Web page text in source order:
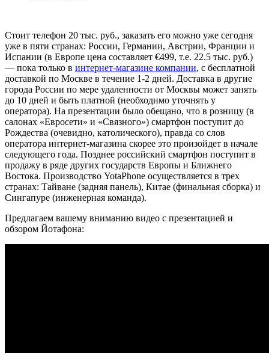
Стоит телефон 20 тыс. руб., заказать его можно уже сегодня
уже в пяти странах: России, Германии, Австрии, Франции и
Испании (в Европе цена составляет €499, т.е. 22.5 тыс. руб.)
— пока только в интернет-магазине компании, с бесплатной
доставкой по Москве в течение 1-2 дней. Доставка в другие
города России по мере удаленности от Москвы может занять
до 10 дней и быть платной (необходимо уточнять у
оператора). На презентации было обещано, что в розницу (в
салонах «Евросети» и «Связного») смартфон поступит до
Рождества (очевидно, католического), правда со слов
оператора интернет-магазина скорее это произойдет в начале
следующего года. Позднее российский смартфон поступит в
продажу в ряде других государств Европы и Ближнего
Востока. Производство YotaPhone осуществляется в трех
странах: Тайване (задняя панель), Китае (финальная сборка) и
Сингапуре (инженерная команда).
Предлагаем вашему вниманию видео с презентацией и
обзором Йотафона: